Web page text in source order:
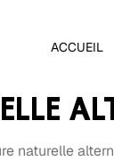
ACCUEIL
naturelle